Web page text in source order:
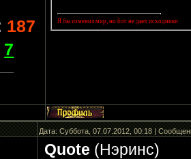
187
7
Я бы изменил мир, но бог не дает исходники
Дата: Суббота, 07.07.2012, 00:18 |
Quote (Нэринс)